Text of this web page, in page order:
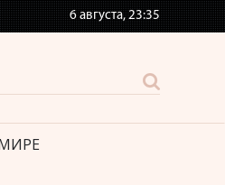
6 августа,23:35